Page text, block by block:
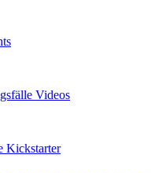
Videos
Kickstarter